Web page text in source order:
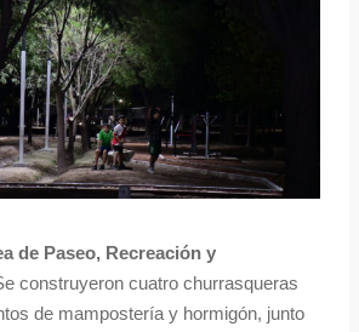
de Paseo, Recreación y
construyeron cuatro churrasqueras
de mampostería y hormigón, junto